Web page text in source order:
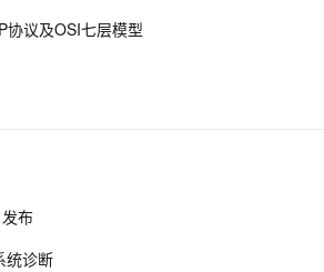
协议及OSI七层模型
布
统诊断